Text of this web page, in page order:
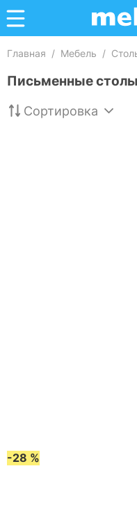
Главная / Мебель /
Письменные
Сортировка
-28 %